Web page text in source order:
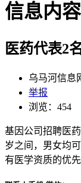
信息内容
医药代表2
乌马河信息
举报
浏览：454
基因公司招聘医
岁之间，男女均
有医学资质的优